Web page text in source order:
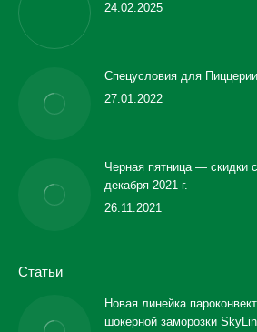
24.02.2025
Спецусловия для Пиццерии
27.01.2022
Черная пятница — скидки
декабря 2021 г.
26.11.2021
Статьи
Новая линейка
шокерной заморозки